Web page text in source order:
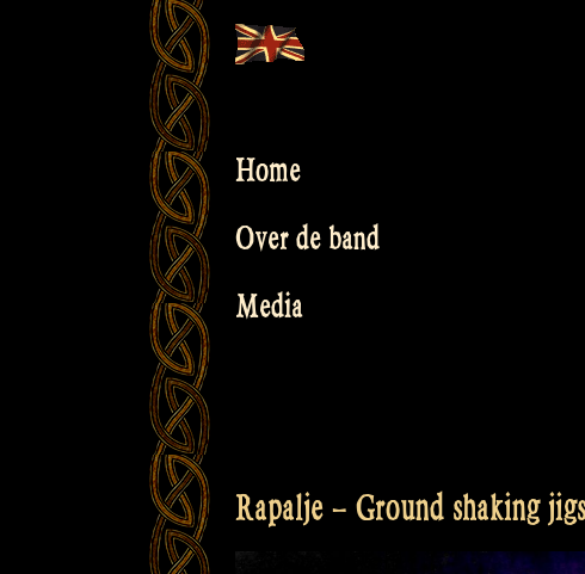
to
Home
Over de band
Media
Rapalje – Ground shaking